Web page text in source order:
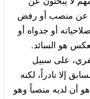
عن منصب أو رفض
أو جدواه أو
هو السائد.
على سبيل
إلا نادراً، لكنه
أن لديه منصباً وهو